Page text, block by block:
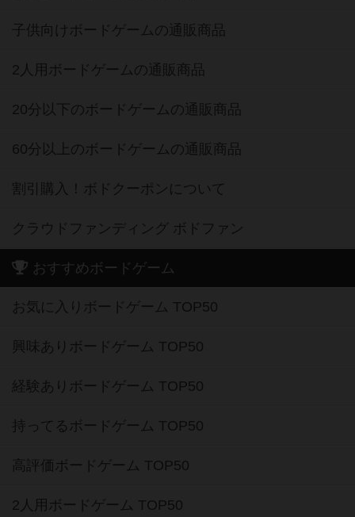
子供向けボードゲームの通販商品
2人用ボードゲームの通販商品
20分以下のボードゲームの通販商品
60分以上のボードゲームの通販商品
割引購入！ボドクーポンについて
クラウドファンディング ボドファン
おすすめボードゲーム
お気に入りボードゲーム TOP50
興味ありボードゲーム TOP50
経験ありボードゲーム TOP50
持ってるボードゲーム TOP50
高評価ボードゲーム TOP50
2人用ボードゲーム TOP50